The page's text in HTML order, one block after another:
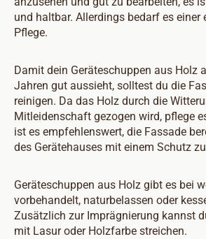
und haltbar. Allerdings bedarf es einer
Pflege.
Damit dein Geräteschuppen aus Holz
Jahren gut aussieht, solltest du die
reinigen. Da das Holz durch die
Mitleidenschaft gezogen wird, pflege
ist es empfehlenswert, die Fassade
des Gerätehauses mit einem Schutz
Geräteschuppen aus Holz gibt es bei
vorbehandelt, naturbelassen oder
Zusätzlich zur Imprägnierung kannst
mit Lasur oder Holzfarbe streichen.